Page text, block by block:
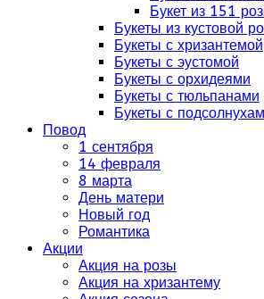
Букет из 151
Букеты из кустовой
Букеты с хризантемой
Букеты с эустомой
Букеты с орхидеями
Букеты с тюльпанами
Букеты с
Повод
1 сентября
14 февраля
8 марта
День матери
Новый год
Романтика
Акции
Акция на розы
Акция на хризантему